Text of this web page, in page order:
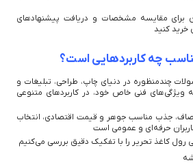
برای مقایسه مشخصات و دریافت پیشنهادهای
خرید کنید
چه کاربردهایی است؟
چندمنظوره در دنیای چاپ، طراحی، تبلیغات و
فنی خاص خود، در کاربردهای متنوعی
جذب مناسب جوهر و قیمت اقتصادی، انتخاب
حرفه‌ای و عمومی است
رول کاغذ تحریر را با تفکیک دقیق بررسی می‌کنیم